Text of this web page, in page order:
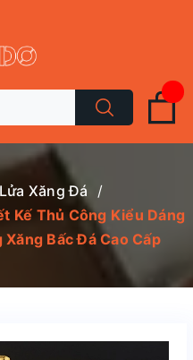
Xăng Đá
/
Kế Thủ Công Kiểu Dáng
Bấc Đá Cao Cấp